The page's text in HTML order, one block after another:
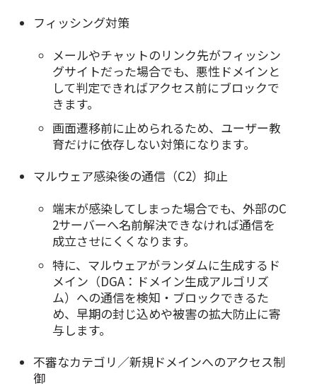
フィッシング対策
メールやチャットのリンク先がフィッシン
グサイトだった場合でも、悪性ドメインと
して判定できればアクセス前にブロックで
きます。
画面遷移前に止められるため、ユーザー教
育だけに依存しない対策になります。
マルウェア感染後の通信（C2）抑止
端末が感染してしまった場合でも、外部のC
2サーバーへ名前解決できなければ通信を
成立させにくくなります。
特に、マルウェアがランダムに生成するド
メイン（DGA：ドメイン生成アルゴリズ
ム）への通信を検知・ブロックできるた
め、早期の封じ込めや被害の拡大防止に寄
与します。
不審なカテゴリ／新規ドメインへのアクセス制
御